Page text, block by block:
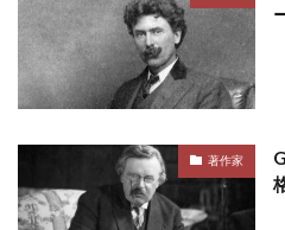
著作家